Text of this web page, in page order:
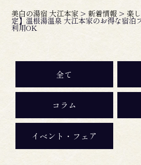
美白の湯宿 大江本家 > 新着情報 > 楽
定】温根湯温泉 大江本家のお得な宿泊
利用OK
全て
コラム
イベント・フェア